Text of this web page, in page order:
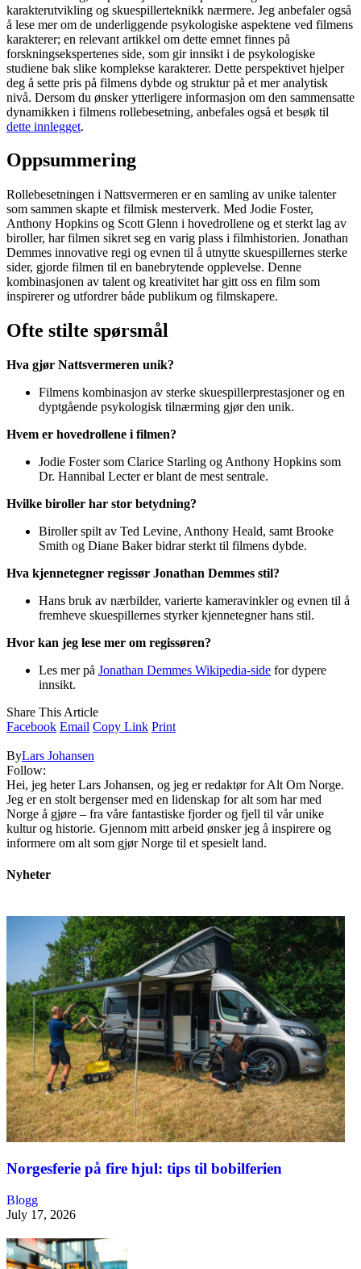
karakterutvikling og skuespillerteknikk nærmere. Jeg anbefaler også
å lese mer om de underliggende psykologiske aspektene ved filmens
karakterer; en relevant artikkel om dette emnet finnes på
forskningsekspertenes side, som gir innsikt i de psykologiske
studiene bak slike komplekse karakterer. Dette perspektivet hjelper
deg å sette pris på filmens dybde og struktur på et mer analytisk
nivå. Dersom du ønsker ytterligere informasjon om den sammensatte
dynamikken i filmens rollebesetning, anbefales også et besøk til
dette innlegget.
Oppsummering
Rollebesetningen i Nattsvermeren er en samling av unike talenter
som sammen skapte et filmisk mesterverk. Med Jodie Foster,
Anthony Hopkins og Scott Glenn i hovedrollene og et sterkt lag av
biroller, har filmen sikret seg en varig plass i filmhistorien. Jonathan
Demmes innovative regi og evnen til å utnytte skuespillernes sterke
sider, gjorde filmen til en banebrytende opplevelse. Denne
kombinasjonen av talent og kreativitet har gitt oss en film som
inspirerer og utfordrer både publikum og filmskapere.
Ofte stilte spørsmål
Hva gjør Nattsvermeren unik?
Filmens kombinasjon av sterke skuespillerprestasjoner og en
dyptgående psykologisk tilnærming gjør den unik.
Hvem er hovedrollene i filmen?
Jodie Foster som Clarice Starling og Anthony Hopkins som
Dr. Hannibal Lecter er blant de mest sentrale.
Hvilke biroller har stor betydning?
Biroller spilt av Ted Levine, Anthony Heald, samt Brooke
Smith og Diane Baker bidrar sterkt til filmens dybde.
Hva kjennetegner regissør Jonathan Demmes stil?
Hans bruk av nærbilder, varierte kameravinkler og evnen til å
fremheve skuespillernes styrker kjennetegner hans stil.
Hvor kan jeg lese mer om regissøren?
Les mer på Jonathan Demmes Wikipedia-side for dypere
innsikt.
Share This Article
Facebook Email Copy Link Print
ByLars Johansen
Follow:
Hei, jeg heter Lars Johansen, og jeg er redaktør for Alt Om Norge.
Jeg er en stolt bergenser med en lidenskap for alt som har med
Norge å gjøre – fra våre fantastiske fjorder og fjell til vår unike
kultur og historie. Gjennom mitt arbeid ønsker jeg å inspirere og
informere om alt som gjør Norge til et spesielt land.
Nyheter
Norgesferie på fire hjul: tips til bobilferien
Blogg
July 17, 2026